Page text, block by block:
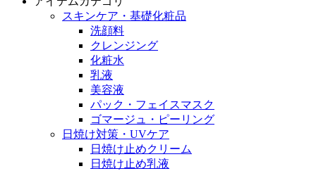
スキンケア・基礎化粧品
洗顔料
クレンジング
化粧水
乳液
美容液
パック・フェイスマスク
ゴマージュ・ピーリング
日焼け対策・UVケア
日焼け止めクリーム
日焼け止め乳液